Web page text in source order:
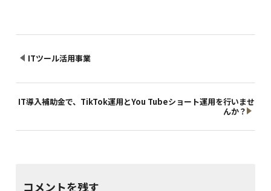
ITツール活用事業
IT導入補助金で、TikTok運用とYou Tubeショート運用を行いませ
んか？
コメントを残す